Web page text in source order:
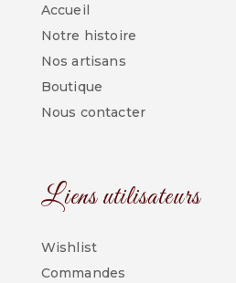
Accueil
Notre histoire
Nos artisans
Boutique
Nous contacter
Liens utilisateurs
Wishlist
Commandes